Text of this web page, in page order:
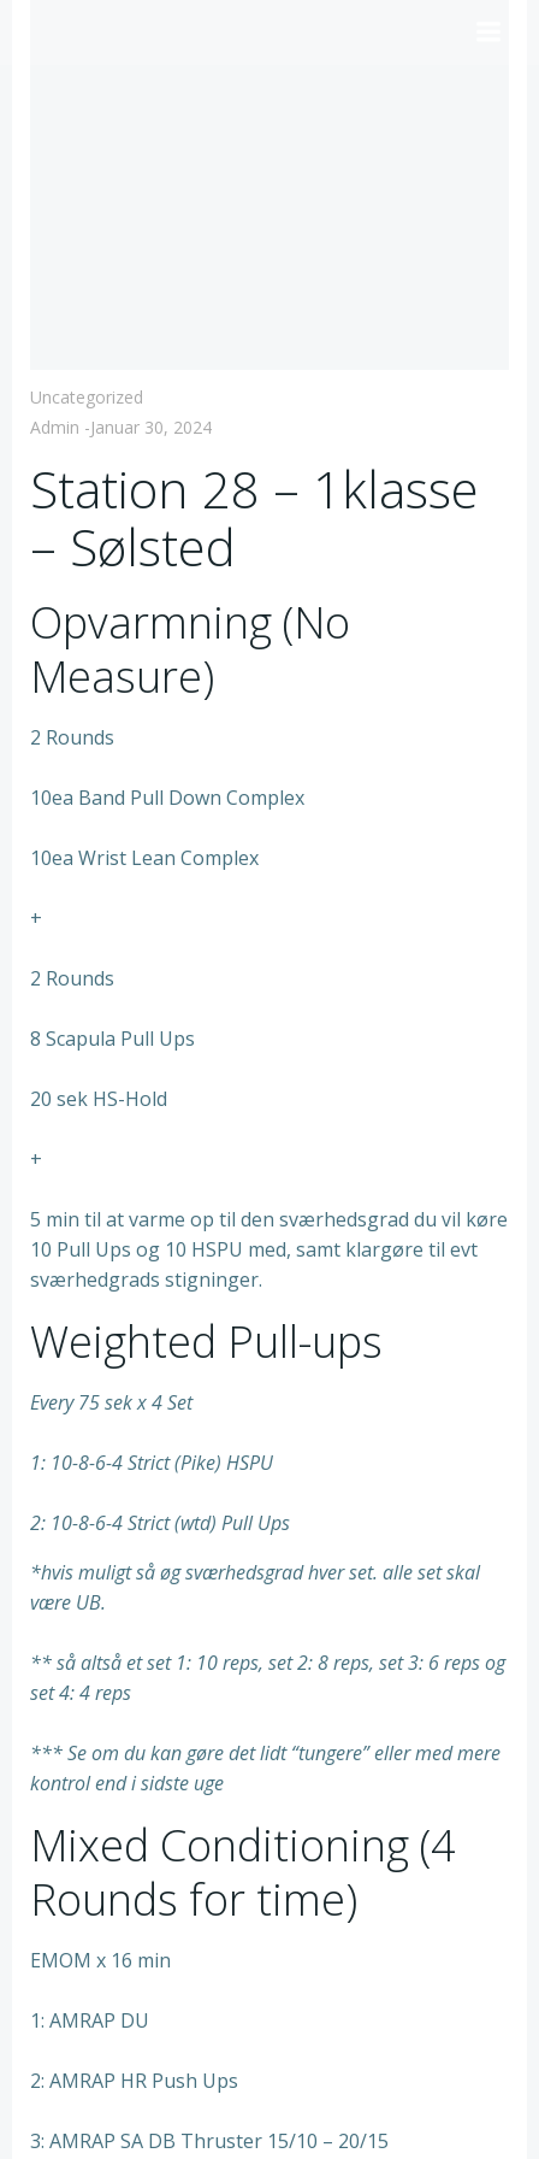
Uncategorized
Admin -Januar 30, 2024
Station 28 – 1klasse
– Sølsted
Opvarmning (No
Measure)
2 Rounds
10ea Band Pull Down Complex
10ea Wrist Lean Complex
+
2 Rounds
8 Scapula Pull Ups
20 sek HS-Hold
+
5 min til at varme op til den sværhedsgrad du vil køre
10 Pull Ups og 10 HSPU med, samt klargøre til evt
sværhedgrads stigninger.
Weighted Pull-ups
Every 75 sek x 4 Set
1: 10-8-6-4 Strict (Pike) HSPU
2: 10-8-6-4 Strict (wtd) Pull Ups
*hvis muligt så øg sværhedsgrad hver set. alle set skal
være UB.
** så altså et set 1: 10 reps, set 2: 8 reps, set 3: 6 reps og
set 4: 4 reps
*** Se om du kan gøre det lidt “tungere” eller med mere
kontrol end i sidste uge
Mixed Conditioning (4
Rounds for time)
EMOM x 16 min
1: AMRAP DU
2: AMRAP HR Push Ups
3: AMRAP SA DB Thruster 15/10 – 20/15